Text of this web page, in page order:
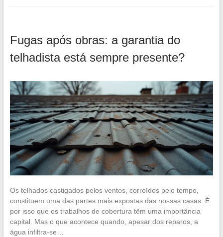
Fugas após obras: a garantia do
telhadista está sempre presente?
Os telhados castigados pelos ventos, corroídos pelo tempo,
constituem uma das partes mais expostas das nossas casas. É
por isso que os trabalhos de cobertura têm uma importância
capital. Mas o que acontece quando, apesar dos reparos, a
água infiltra-se…